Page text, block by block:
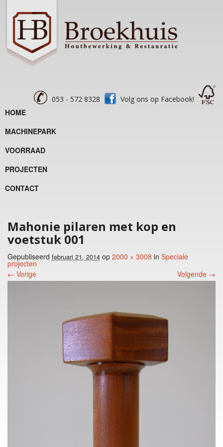
053 - 572 8328 Volg ons op Facebook!
HOME
MACHINEPARK
VOORRAAD
PROJECTEN
CONTACT
Mahonie pilaren met kop en
voetstuk 001
Gepubliseerd februari 21, 2014 op 2000 × 3008 in Speciale
projecten
Foto menu
← Vorige Volgende →